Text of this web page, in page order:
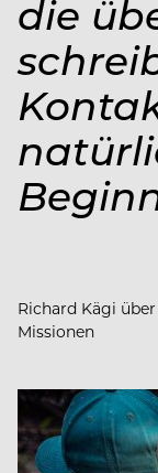
die
Richard Kägi
Missionen